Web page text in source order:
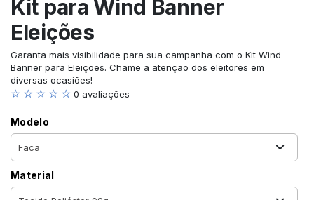
Kit para Wind Banner
Eleições
Garanta mais visibilidade para sua campanha com o Kit Wind
Banner para Eleições. Chame a atenção dos eleitores em
diversas ocasiões!
☆ ☆ ☆ ☆ ☆ 0 avaliações
Modelo
Material